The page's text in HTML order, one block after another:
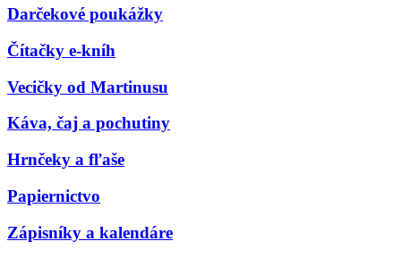
Darčekové poukážky
Čítačky e-kníh
Vecičky od Martinusu
Káva, čaj a pochutiny
Hrnčeky a fľaše
Papiernictvo
Zápisníky a kalendáre